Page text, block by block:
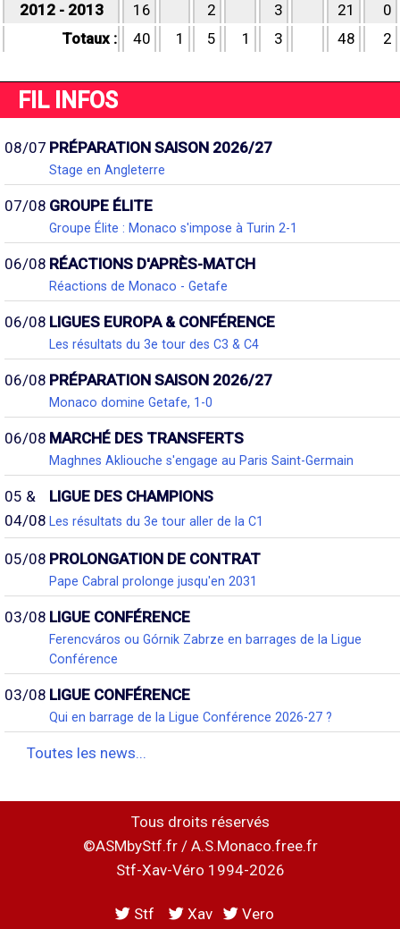
2012 - 2013
16 2 3 21
0
Totaux :
40 1 5 1 3 48 2
FIL INFOS
08/07 PRÉPARATION SAISON 2026/27
Stage en Angleterre
07/08 GROUPE ÉLITE
Groupe Élite : Monaco s'impose à Turin 2-1
06/08 RÉACTIONS D'APRÈS-MATCH
Réactions de Monaco - Getafe
06/08 LIGUES EUROPA & CONFÉRENCE
Les résultats du 3e tour des C3 & C4
06/08 PRÉPARATION SAISON 2026/27
Monaco domine Getafe, 1-0
06/08 MARCHÉ DES TRANSFERTS
Maghnes Akliouche s'engage au Paris Saint-Germain
05 &
04/08
LIGUE DES CHAMPIONS
Les résultats du 3e tour aller de la C1
05/08 PROLONGATION DE CONTRAT
Pape Cabral prolonge jusqu'en 2031
03/08 LIGUE CONFÉRENCE
Ferencváros ou Górnik Zabrze en barrages de la Ligue
Conférence
03/08 LIGUE CONFÉRENCE
Qui en barrage de la Ligue Conférence 2026-27 ?
Toutes les news...
Tous droits réservés
©ASMbyStf.fr / A.S.Monaco.free.fr
Stf-Xav-Véro 1994-2026
Stf Xav Vero